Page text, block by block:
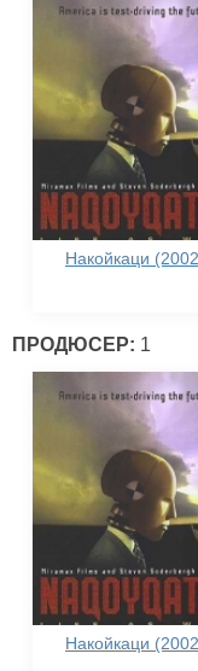
Накойкаци
ПРОДЮСЕР: 1
Накойкаци